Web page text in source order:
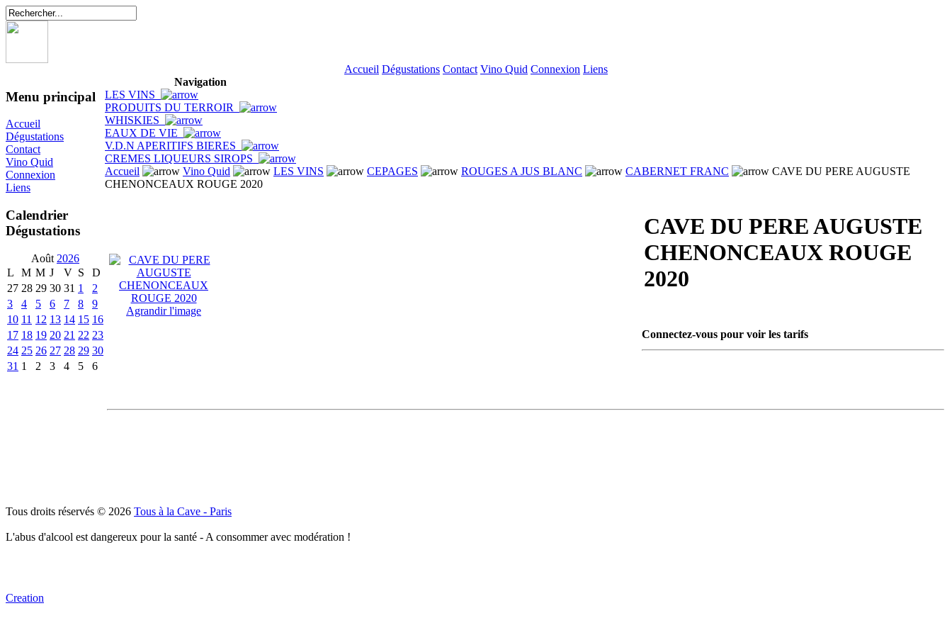
Accueil Dégustations Contact Vino Quid Connexion Liens
Menu principal
Accueil
Dégustations
Contact
Vino Quid
Connexion
Liens
Calendrier
Dégustations
Août 2026
L
M M J V S
D
27 28 29 30 31 1
2
3
4 5 6 7 8
9
10 11 12 13 14 15 16
17 18 19 20 21 22 23
24 25 26 27 28 29 30
31 1 2 3 4 5 6
Navigation
LES VINS
PRODUITS DU TERROIR
WHISKIES
EAUX DE VIE
V.D.N APERITIFS BIERES
CREMES LIQUEURS SIROPS
Accueil
Vino Quid LES VINS CEPAGES ROUGES A JUS BLANC CABERNET FRANC
CAVE DU PERE AUGUSTE
CHENONCEAUX ROUGE 2020
Agrandir l'image
CAVE DU PERE AUGUSTE
CHENONCEAUX ROUGE
2020
Connectez-vous pour voir les tarifs
Tous droits réservés © 2026 Tous à la Cave - Paris
L'abus d'alcool est dangereux pour la santé - A consommer avec modération !
Creation